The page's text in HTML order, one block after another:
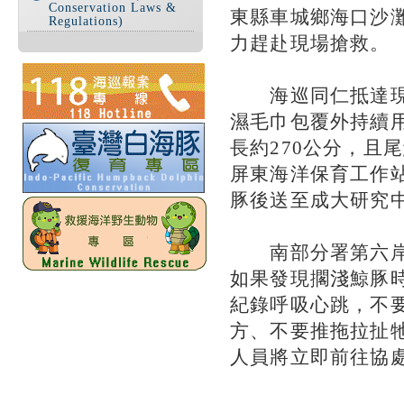
Conservation Laws &
Regulations)
東縣車城鄉海口沙
力趕赴現場搶救。
海巡同仁抵達現
濕毛巾包覆外持續
長約270公分，且
屏東海洋保育工作
豚後送至成大研究
南部分署第六岸
如果發現擱淺鯨豚
紀錄呼吸心跳，不
方、不要推拖拉扯
人員將立即前往協